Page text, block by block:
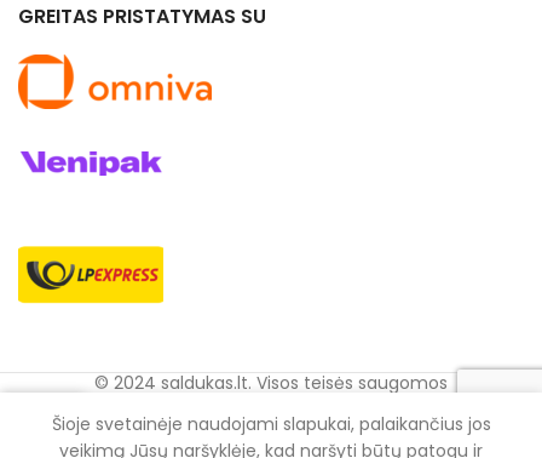
GREITAS PRISTATYMAS SU
© 2024 saldukas.lt. Visos teisės saugomos
Šioje svetainėje naudojami slapukai, palaikančius jos
veikimą Jūsų naršyklėje, kad naršyti būtų patogu ir
Krepšelis
Mano Paskyra